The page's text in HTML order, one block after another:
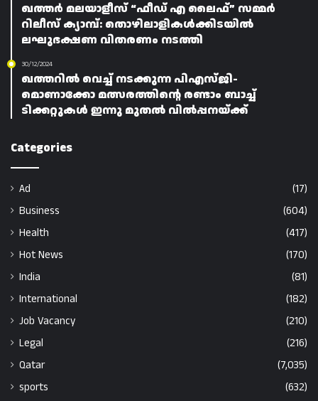
ഖത്തർ മലയാളീസ് “ഫീഡ് എ ലൈഫ്” സമ്മർ
റിലീസ് ക്യാമ്പ്: തൊഴിലാളികൾക്കിടയിൽ
ലഘുഭക്ഷണ വിതരണം നടത്തി
30/12/2024
ഖത്തറിൽ വെച്ച് നടക്കുന്ന പിഎസ്‌ജി-
മൊണാക്കോ മത്സരത്തിന്റെ രണ്ടാം ബാച്ച്
ടിക്കറ്റുകൾ ഇന്നു മുതൽ വിൽപ്പനയ്ക്ക്
Categories
Ad
(17)
Business
(604)
Health
(417)
Hot News
(170)
India
(81)
International
(182)
Job Vacancy
(210)
Legal
(216)
Qatar
(7,035)
sports
(632)